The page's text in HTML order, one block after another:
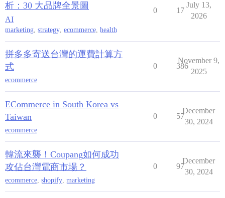
析：30 大品牌全景圖
AI
marketing, strategy, ecommerce, health
0 17
July 13,
2026
拼多多寄送台灣的運費計算方
式
ecommerce
0 386
November 9,
2025
ECommerce in South Korea vs
Taiwan
ecommerce
0 57
December
30, 2024
韓流來襲！Coupang如何成功
攻佔台灣電商市場？
ecommerce, shopify, marketing
0 97
December
30, 2024